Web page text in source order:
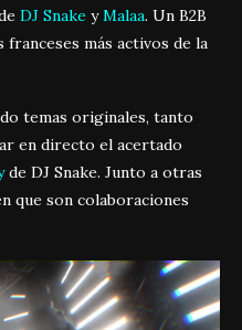
DJ Snake yMalaa. Un B2B
franceses más activos de la
temas originales, tanto
en directo el acertado
de DJ Snake. Junto a otras
que son colaboraciones